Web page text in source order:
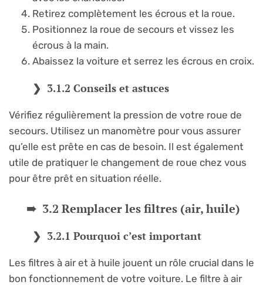
Retirez complètement les écrous et la roue.
Positionnez la roue de secours et vissez les
écrous à la main.
Abaissez la voiture et serrez les écrous en croix.
3.1.2 Conseils et astuces
Vérifiez régulièrement la pression de votre roue de
secours. Utilisez un manomètre pour vous assurer
qu’elle est prête en cas de besoin. Il est également
utile de pratiquer le changement de roue chez vous
pour être prêt en situation réelle.
3.2 Remplacer les filtres (air, huile)
3.2.1 Pourquoi c’est important
Les filtres à air et à huile jouent un rôle crucial dans le
bon fonctionnement de votre voiture. Le filtre à air